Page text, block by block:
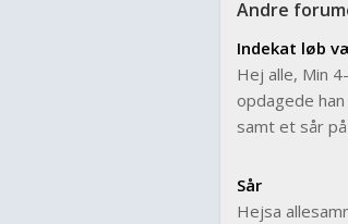
Andre
Indekat løb
Hej alle, Min
opdagede
samt et sår
Sår
Hejsa